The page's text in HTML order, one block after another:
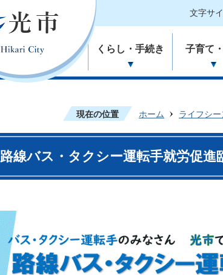
文字サ
くらし・手続き 子育て
現在の位置 ホーム ライフシ
路線バス・タクシー運転手就労促進